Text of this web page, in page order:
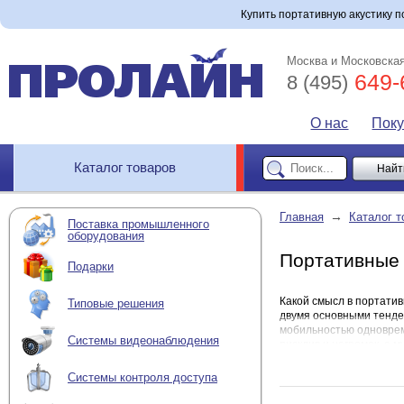
Купить портативную акустику
Москва и
8 (495)
О нас
Каталог товаров
Поставка промышленного
оборудования
Подарки
Типовые решения
Системы видеонаблюдения
Системы контроля доступа
Главная → Каталог
Портативные
Какой смысл в
двумя основными
мобильностью